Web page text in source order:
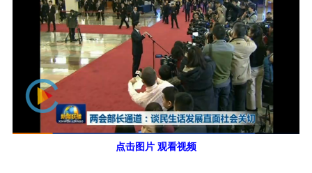
点击图片 观看视频